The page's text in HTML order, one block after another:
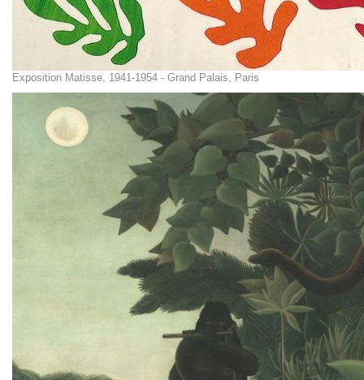
Exposition Matisse, 1941-1954 - Grand Palais, Paris